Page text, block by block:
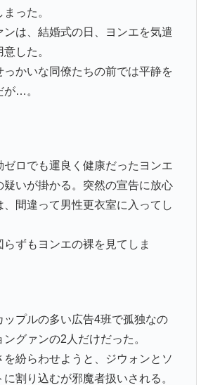
った。
ンは、結婚式の日、ヨンエを気遣
した。
っかいな同僚たちの前では平静を
が…。
ゼロでも運良く健康だったヨンエ
疑いが掛かる。突然の宣告に放心
、間違って男性更衣室に入ってし
ずもヨンエの裸を見てしま
ップルの多い広告4班で孤独なの
グァンの2人だけだった。
を紛らわせようと、ジウォンとソ
に割り込むが邪魔者扱いされる。